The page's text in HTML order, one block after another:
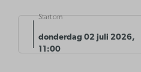
Start om
donderdag 02 juli 2026,
11:00